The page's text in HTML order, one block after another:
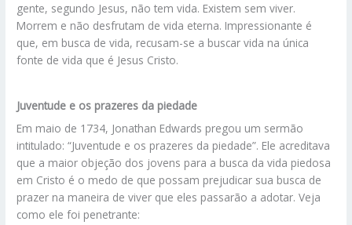
gente, segundo Jesus, não tem vida. Existem sem viver.
Morrem e não desfrutam de vida eterna. Impressionante é
que, em busca de vida, recusam-se a buscar vida na única
fonte de vida que é Jesus Cristo.
Juventude e os prazeres da piedade
Em maio de 1734, Jonathan Edwards pregou um sermão
intitulado: “Juventude e os prazeres da piedade”. Ele acreditava
que a maior objeção dos jovens para a busca da vida piedosa
em Cristo é o medo de que possam prejudicar sua busca de
prazer na maneira de viver que eles passarão a adotar. Veja
como ele foi penetrante: